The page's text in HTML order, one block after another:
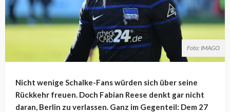
Foto: IMAGO
Nicht wenige Schalke-Fans würden sich über seine
Rückkehr freuen. Doch Fabian Reese denkt gar nicht
daran, Berlin zu verlassen. Ganz im Gegenteil: Dem 27